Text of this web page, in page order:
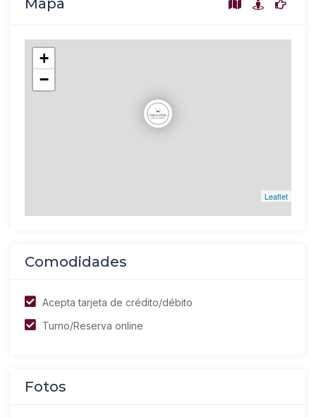
+
−
Leaflet
Comodidades
Acepta tarjeta de crédito/débito
Turno/Reserva online
Fotos